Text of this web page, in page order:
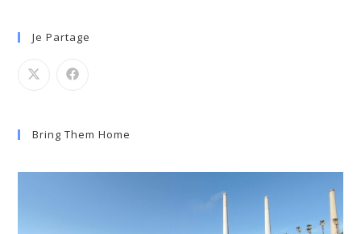
Je Partage
Bring Them Home